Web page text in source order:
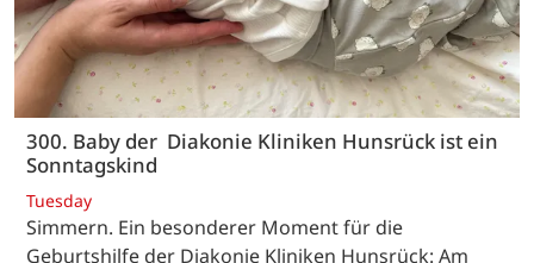
300. Baby der Diakonie Kliniken Hunsrück ist ein
Sonntagskind
Tuesday
Simmern. Ein besonderer Moment für die
Geburtshilfe der Diakonie Kliniken Hunsrück: Am